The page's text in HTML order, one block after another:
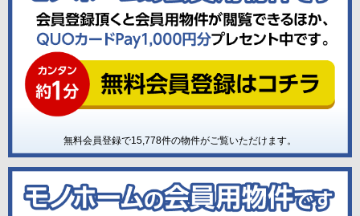
無料会員登録で15,778件の物件がご覧いただけます。